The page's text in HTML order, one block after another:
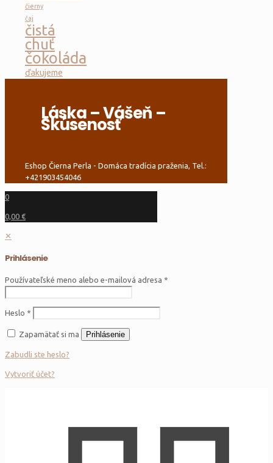
čierny
čaj
čistá
chuť
čokoláda
ďakujeme
Láska – Vášeň –
Skúsenosť
Eshop Čierna Perla - Domáca tradícia praženia, Tel.:
+421903454046
0
0,00 €
✕
Prihlásenie
Používateľské meno alebo e-mailová adresa *
Heslo *
Zapamätať si ma Prihlásenie
Zabudli ste heslo?
Vytvoriť účet?